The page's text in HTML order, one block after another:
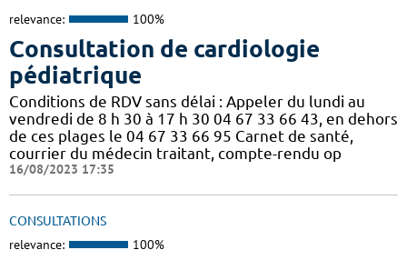
relevance: 100%
Consultation de cardiologie
pédiatrique
Conditions de RDV sans délai : Appeler du lundi au
vendredi de 8 h 30 à 17 h 30 04 67 33 66 43, en dehors
de ces plages le 04 67 33 66 95 Carnet de santé,
courrier du médecin traitant, compte-rendu op
16/08/2023 17:35
CONSULTATIONS
relevance: 100%